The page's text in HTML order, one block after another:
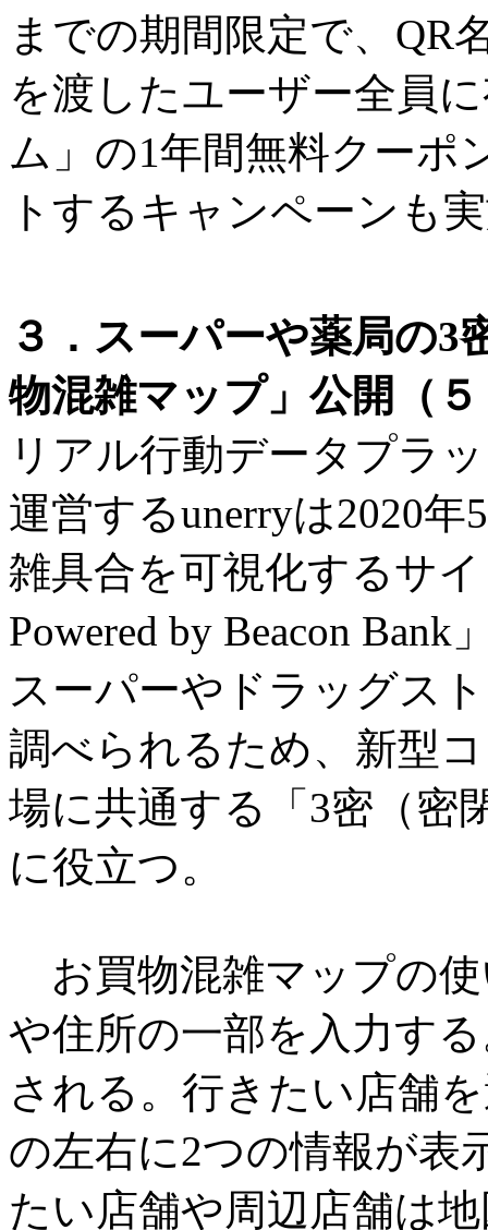
までの期間限定で、QR
を渡したユーザー全員
ム」の1年間無料クーポ
トするキャンペーンも
３．スーパーや薬局の3
物混雑マップ」公開（
リアル行動データプラ
運営するunerryは2020
雑具合を可視化するサ
Powered by Beacon
スーパーやドラッグス
調べられるため、新型
場に共通する「3密（密
に役立つ。
お買物混雑マップの
や住所の一部を入力す
される。行きたい店舗
の左右に2つの情報が表
たい店舗や周辺店舗は